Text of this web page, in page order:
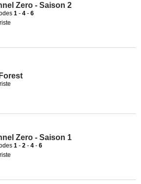
Zero - Saison 2
1 - 4 - 6
Zero - Saison 1
1 - 2 - 4 - 6